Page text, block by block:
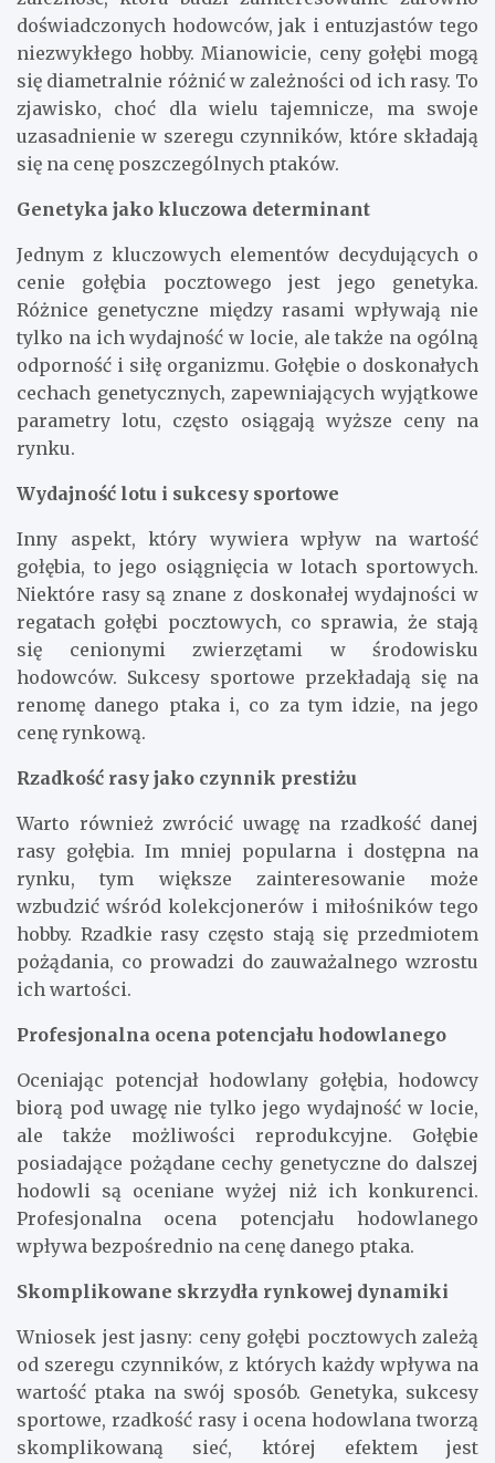
doświadczonych hodowców, jak i entuzjastów tego
niezwykłego hobby. Mianowicie, ceny gołębi mogą
się diametralnie różnić w zależności od ich rasy. To
zjawisko, choć dla wielu tajemnicze, ma swoje
uzasadnienie w szeregu czynników, które składają
się na cenę poszczególnych ptaków.
Genetyka jako kluczowa determinant
Jednym z kluczowych elementów decydujących o
cenie gołębia pocztowego jest jego genetyka.
Różnice genetyczne między rasami wpływają nie
tylko na ich wydajność w locie, ale także na ogólną
odporność i siłę organizmu. Gołębie o doskonałych
cechach genetycznych, zapewniających wyjątkowe
parametry lotu, często osiągają wyższe ceny na
rynku.
Wydajność lotu i sukcesy sportowe
Inny aspekt, który wywiera wpływ na wartość
gołębia, to jego osiągnięcia w lotach sportowych.
Niektóre rasy są znane z doskonałej wydajności w
regatach gołębi pocztowych, co sprawia, że stają
się cenionymi zwierzętami w środowisku
hodowców. Sukcesy sportowe przekładają się na
renomę danego ptaka i, co za tym idzie, na jego
cenę rynkową.
Rzadkość rasy jako czynnik prestiżu
Warto również zwrócić uwagę na rzadkość danej
rasy gołębia. Im mniej popularna i dostępna na
rynku, tym większe zainteresowanie może
wzbudzić wśród kolekcjonerów i miłośników tego
hobby. Rzadkie rasy często stają się przedmiotem
pożądania, co prowadzi do zauważalnego wzrostu
ich wartości.
Profesjonalna ocena potencjału hodowlanego
Oceniając potencjał hodowlany gołębia, hodowcy
biorą pod uwagę nie tylko jego wydajność w locie,
ale także możliwości reprodukcyjne. Gołębie
posiadające pożądane cechy genetyczne do dalszej
hodowli są oceniane wyżej niż ich konkurenci.
Profesjonalna ocena potencjału hodowlanego
wpływa bezpośrednio na cenę danego ptaka.
Skomplikowane skrzydła rynkowej dynamiki
Wniosek jest jasny: ceny gołębi pocztowych zależą
od szeregu czynników, z których każdy wpływa na
wartość ptaka na swój sposób. Genetyka, sukcesy
sportowe, rzadkość rasy i ocena hodowlana tworzą
skomplikowaną sieć, której efektem jest